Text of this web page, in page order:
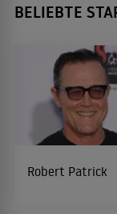
BELIEBTE
Robert Patrick